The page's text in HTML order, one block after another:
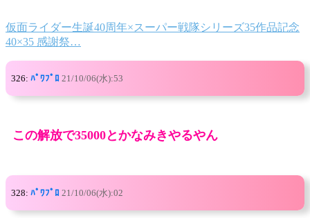
仮面ライダー生誕40周年×スーパー戦隊シリーズ35作品記念
40×35 感謝祭…
326: ﾊﾟﾜﾌﾟﾛ 21/10/06(水):53
この解放で35000とかなみきやるやん
328: ﾊﾟﾜﾌﾟﾛ 21/10/06(水):02